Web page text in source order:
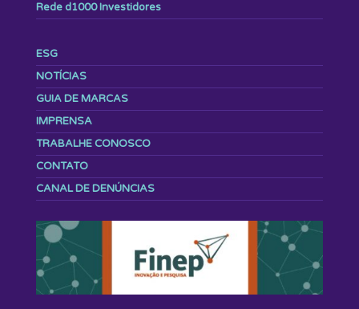
Rede d1000 Investidores
ESG
NOTÍCIAS
GUIA DE MARCAS
IMPRENSA
TRABALHE CONOSCO
CONTATO
CANAL DE DENÚNCIAS